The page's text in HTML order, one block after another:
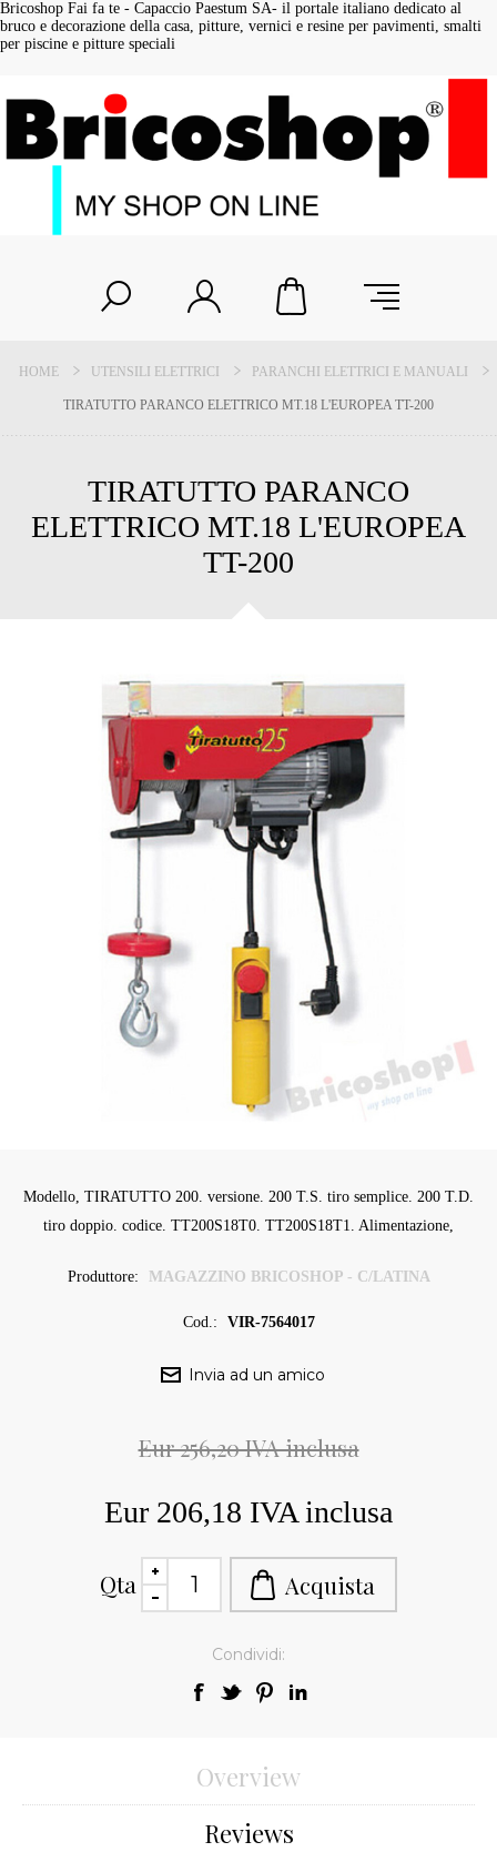
Bricoshop Fai fa te - Capaccio Paestum SA- il portale italiano dedicato al
bruco e decorazione della casa, pitture, vernici e resine per pavimenti, smalti
per piscine e pitture speciali
HOME UTENSILI ELETTRICI PARANCHI ELETTRICI E MANUALI
TIRATUTTO PARANCO ELETTRICO MT.18 L'EUROPEA TT-200
TIRATUTTO PARANCO
ELETTRICO MT.18 L'EUROPEA
TT-200
Modello, TIRATUTTO 200. versione. 200 T.S. tiro semplice. 200 T.D.
tiro doppio. codice. TT200S18T0. TT200S18T1. Alimentazione,
Produttore: MAGAZZINO BRICOSHOP - C/LATINA
Cod.: VIR-7564017
Eur 256,20 IVA inclusa
Eur 206,18 IVA inclusa
Qta
Condividi:
Overview
Reviews